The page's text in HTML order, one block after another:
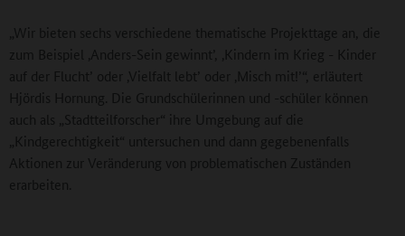
„Wir bieten sechs verschiedene thematische Projekttage an, die
zum Beispiel ‚Anders-Sein gewinnt’, ‚Kindern im Krieg - Kinder
auf der Flucht’ oder ‚Vielfalt lebt’ oder ‚Misch mit!’“, erläutert
Hjördis Hornung. Die Grundschülerinnen und -schüler können
auch als „Stadtteilforscher“ ihre Umgebung auf die
„Kindgerechtigkeit“ untersuchen und dann gegebenenfalls
Aktionen zur Veränderung von problematischen Zuständen
erarbeiten.